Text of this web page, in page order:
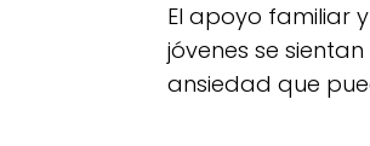
El apoyo familiar
jóvenes se
ansiedad que